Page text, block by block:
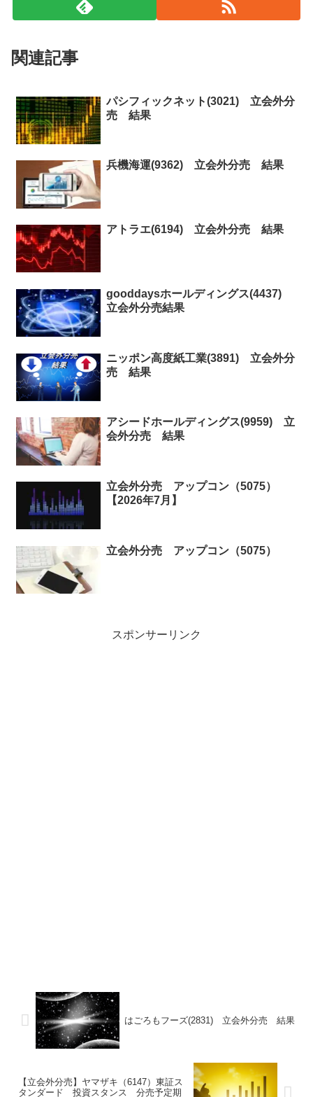
関連記事
パシフィックネット(3021) 立会外分
売 結果
兵機海運(9362) 立会外分売 結果
アトラエ(6194) 立会外分売 結果
gooddaysホールディングス(4437)
立会外分売結果
ニッポン高度紙工業(3891) 立会外分
売 結果
アシードホールディングス(9959) 立
会外分売 結果
立会外分売 アップコン（5075）
【2026年7月】
立会外分売 アップコン（5075）
スポンサーリンク
はごろもフーズ(2831) 立会外分売 結果
【立会外分売】ヤマザキ（6147）東証ス
タンダード 投資スタンス 分売予定期